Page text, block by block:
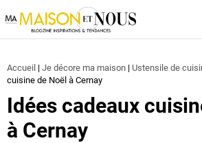
Ma Maison et Nous
Accueil | Je décore ma maison | Ustensile de
cuisine de Noël à Cernay
Idées cadeaux
à Cernay